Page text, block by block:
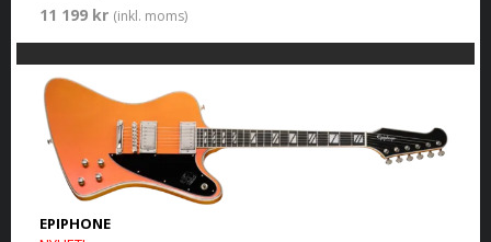
11 199 kr (inkl. moms)
EPIPHONE